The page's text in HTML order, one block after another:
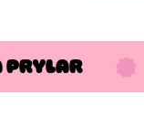
PRYLAR